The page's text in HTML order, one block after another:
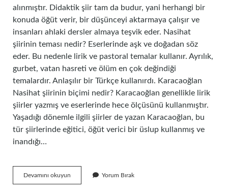
alınmıştır. Didaktik şiir tam da budur, yani herhangi bir
konuda öğüt verir, bir düşünceyi aktarmaya çalışır ve
insanları ahlaki dersler almaya teşvik eder. Nasihat
şiirinin teması nedir? Eserlerinde aşk ve doğadan söz
eder. Bu nedenle lirik ve pastoral temalar kullanır. Ayrılık,
gurbet, vatan hasreti ve ölüm en çok değindiği
temalardır. Anlaşılır bir Türkçe kullanırdı. Karacaoğlan
Nasihat şiirinin biçimi nedir? Karacaoğlan genellikle lirik
şiirler yazmış ve eserlerinde hece ölçüsünü kullanmıştır.
Yaşadığı dönemle ilgili şiirler de yazan Karacaoğlan, bu
tür şiirlerinde eğitici, öğüt verici bir üslup kullanmış ve
inandığı…
Devamını okuyun
Hangi
Yorum Bırak